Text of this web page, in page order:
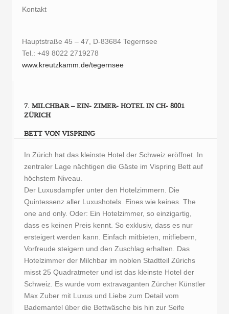
Kontakt
Hauptstraße 45 – 47, D-83684 Tegernsee
Tel.: +49 8022 2719278
www.kreutzkamm.de/tegernsee
7. MILCHBAR – EIN- ZIMER- HOTEL IN CH- 8001
ZÜRICH
BETT VON VISPRING
In Zürich hat das kleinste Hotel der Schweiz eröffnet. In
zentraler Lage nächtigen die Gäste im Vispring Bett auf
höchstem Niveau.
Der Luxusdampfer unter den Hotelzimmern. Die
Quintessenz aller Luxushotels. Eines wie keines. The
one and only. Oder: Ein Hotelzimmer, so einzigartig,
dass es keinen Preis kennt. So exklusiv, dass es nur
ersteigert werden kann. Einfach mitbieten, mitfiebern,
Vorfreude steigern und den Zuschlag erhalten. Das
Hotelzimmer der Milchbar im noblen Stadtteil Zürichs
misst 25 Quadratmeter und ist das kleinste Hotel der
Schweiz. Es wurde vom extravaganten Zürcher Künstler
Max Zuber mit Luxus und Liebe zum Detail vom
Bademantel über die Bettwäsche bis hin zur Seife